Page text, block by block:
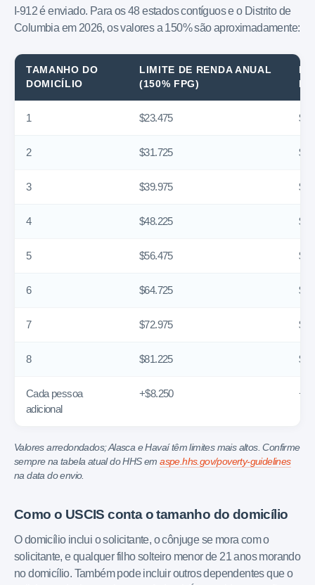
I-912 é enviado. Para os 48 estados contíguos e o Distrito de
Columbia em 2026, os valores a 150% são aproximadamente:
TAMANHO DO
DOMICÍLIO
LIMITE DE RENDA ANUAL
(150% FPG)
1 $23.475
2 $31.725
3 $39.975
4 $48.225
5 $56.475
6 $64.725
7 $72.975
8 $81.225
Cada pessoa
adicional
+$8.250
Valores arredondados; Alasca e Havaí têm limites mais altos. Confirme
sempre na tabela atual do HHS emaspe.hhs.gov/poverty-guidelines
na data do envio.
Como o USCIS conta o tamanho do domicílio
O domicílio inclui o solicitante, o cônjuge se mora com o
solicitante, e qualquer filho solteiro menor de 21 anos morando
no domicílio. Também pode incluir outros dependentes que o